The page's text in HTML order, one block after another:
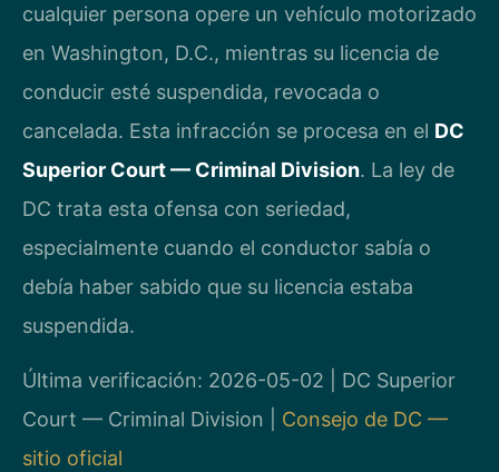
cualquier persona opere un vehículo motorizado
en Washington, D.C., mientras su licencia de
conducir esté suspendida, revocada o
cancelada. Esta infracción se procesa en el DC
Superior Court — Criminal Division. La ley de
DC trata esta ofensa con seriedad,
especialmente cuando el conductor sabía o
debía haber sabido que su licencia estaba
suspendida.
Última verificación: 2026-05-02 | DC Superior
Court — Criminal Division | Consejo de DC —
sitio oficial